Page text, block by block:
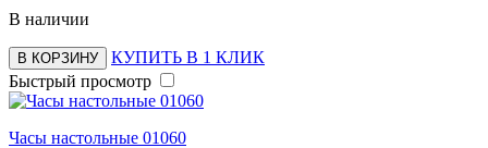
В наличии
В КОРЗИНУ
КУПИТЬ В 1 КЛИК
Быстрый просмотр
Часы настольные 01060